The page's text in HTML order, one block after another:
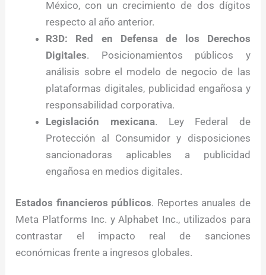
México, con un crecimiento de dos dígitos
respecto al año anterior.
R3D: Red en Defensa de los Derechos
Digitales. Posicionamientos públicos y
análisis sobre el modelo de negocio de las
plataformas digitales, publicidad engañosa y
responsabilidad corporativa.
Legislación mexicana. Ley Federal de
Protección al Consumidor y disposiciones
sancionadoras aplicables a publicidad
engañosa en medios digitales.
Estados financieros públicos. Reportes anuales de
Meta Platforms Inc. y Alphabet Inc., utilizados para
contrastar el impacto real de sanciones
económicas frente a ingresos globales.